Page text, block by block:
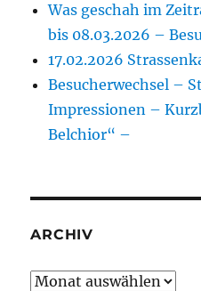
Was geschah im
bis 08.03.2026 –
17.02.2026
Besucherwechsel –
Impressionen –
Belchior“ –
ARCHIV
Archiv